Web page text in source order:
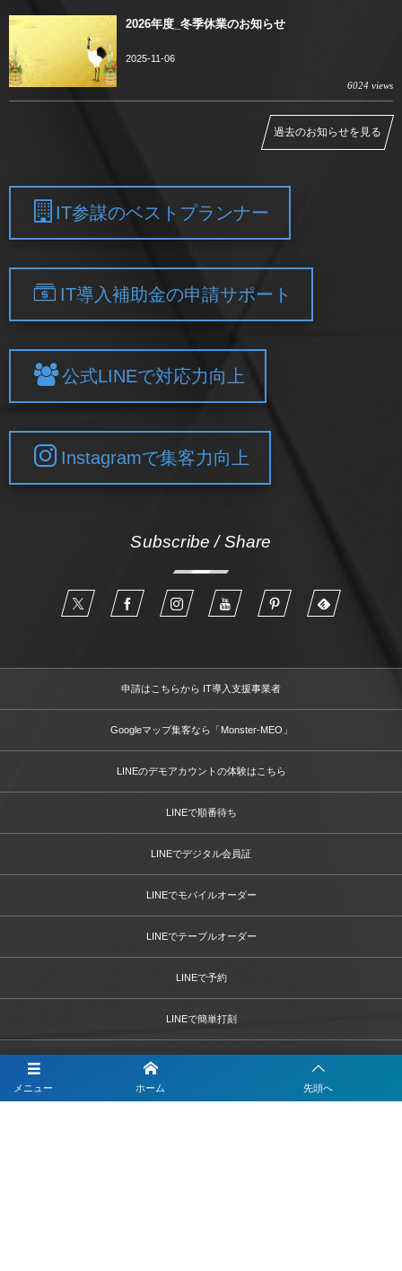
メニュー ホーム 先頭へ
2026年度_冬季休業のお知らせ
2025-11-06
6024 views
過去のお知らせを見る
IT参謀のベストプランナー
IT導入補助金の申請サポート
公式LINEで対応力向上
Instagramで集客力向上
Subscribe / Share
申請はこちらから IT導入支援事業者
Googleマップ集客なら「Monster-MEO」
LINEのデモアカウントの体験はこちら
LINEで順番待ち
LINEでデジタル会員証
LINEでモバイルオーダー
LINEでテーブルオーダー
LINEで予約
LINEで簡単打刻
LINEで問診票・お問合せフォーム